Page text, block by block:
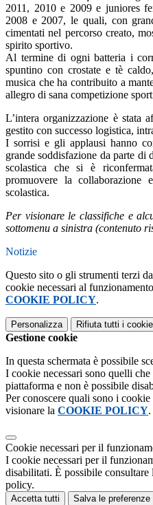
2011, 2010 e 2009 e juniores
2008 e 2007, le quali, con
cimentati nel percorso creato,
spirito sportivo.
Al termine di ogni batteria i
spuntino con crostate e tè
musica che ha contribuito a
allegro di sana competizione
L’intera organizzazione è stata
gestito con successo logistica,
I sorrisi e gli applausi hanno
grande soddisfazione da parte di
scolastica che si è
promuovere la collaborazione
scolastica.
Per visionare le classifiche e
sottomenu a sinistra (contenuto
Notizie
Questo sito o gli strumenti terzi
cookie necessari al
COOKIE POLICY.
Personalizza Rifiuta tutti i
Gestione cookie
In questa schermata è possibile
I cookie necessari sono quelli
piattaforma e non è possibile
Per conoscere quali sono i
visionare la COOKIE POLICY.
Cookie necessari per il
I cookie necessari per il
disabilitati. È possibile
policy.
Accetta tutti Salva le preferenze